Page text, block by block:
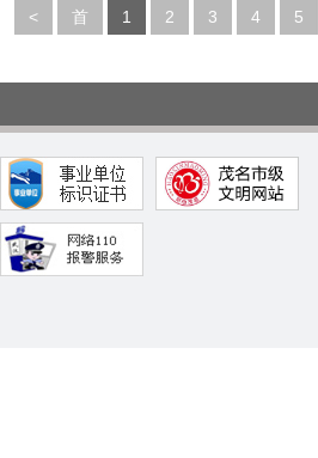
<
首
1 2 3 4 5